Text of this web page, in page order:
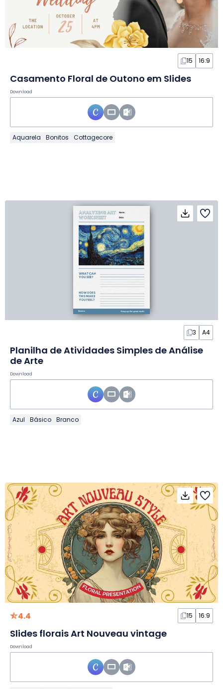
15 16:9
Casamento Floral de Outono em Slides
Download
Aquarela Bonitos Cottagecore
3 A4
Planilha de Atividades Simples de Análise
de Arte
Download
Azul Básico Branco
4.4 15 16:9
Slides florais Art Nouveau vintage
Download